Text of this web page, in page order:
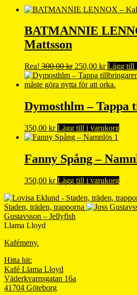
BATMANNIE
Mattsson
Rea! 300,00kr Det
ursprungliga
priset
300,00 kr.
250,00 krDet
priset
250,00 kr.
Lägg till
Dymosthlm –
350,00 kr Lägg till i varukorg
Fanny Spång –
350,00 kr Lägg till i varukorg
Staden, träden, trapporna
Gustavsson – Jellyfish
Llama Lloyd
Kafémeny.
Hitta hit:
Kafé Llama Lloyd
Väderkvarnsgatan 16a
41704 Göteborg